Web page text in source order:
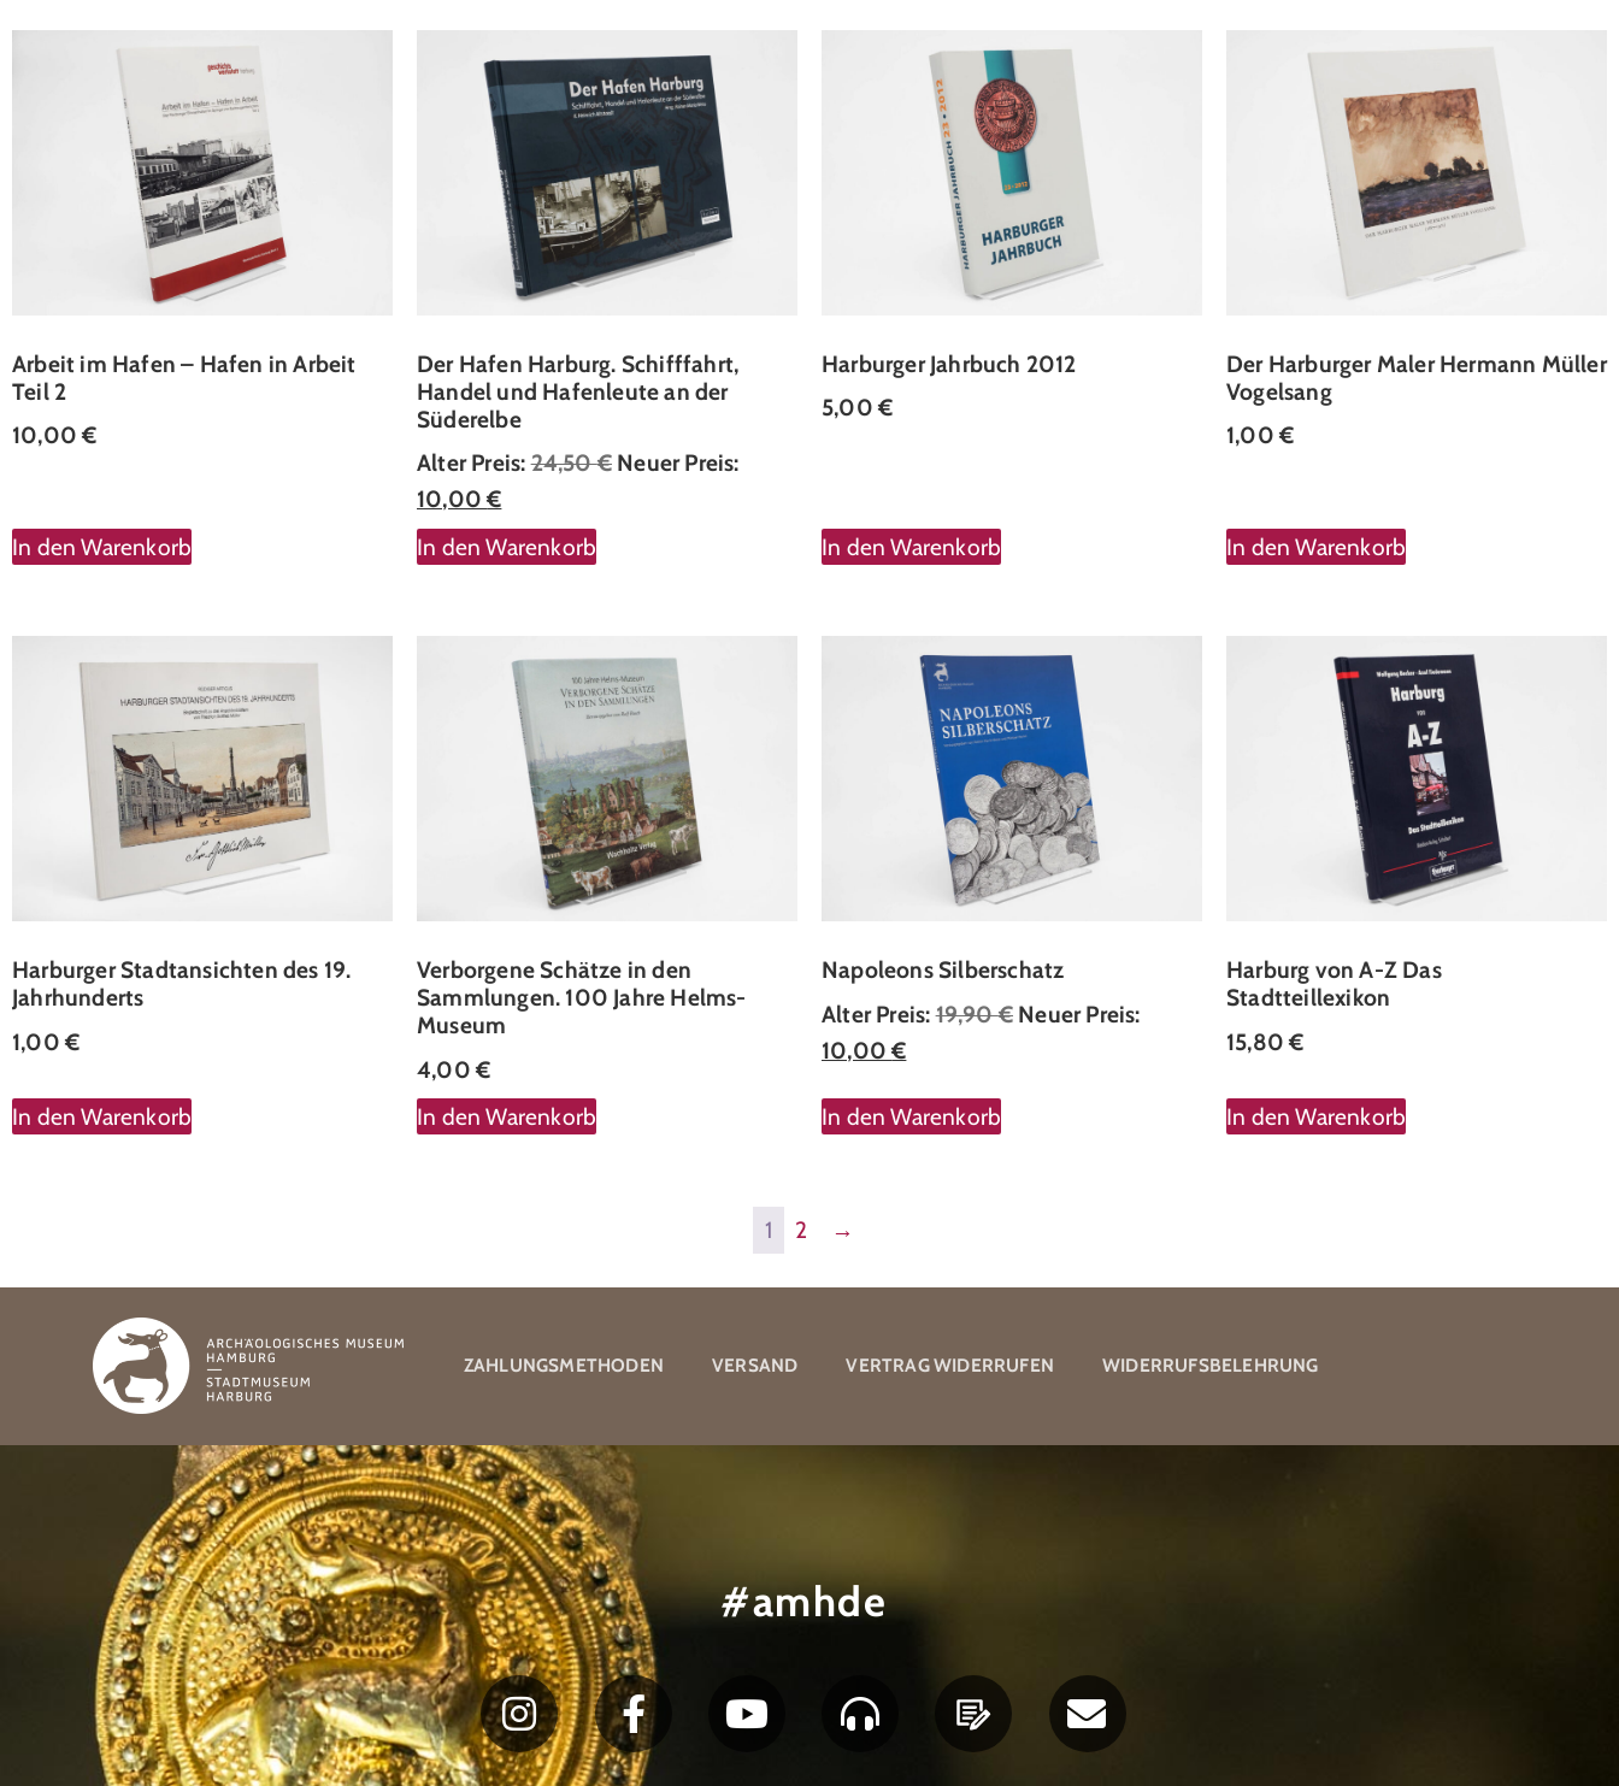
Arbeit im Hafen – Hafen in Arbeit
Teil 2
10,00€
In den Warenkorb
Der Hafen Harburg. Schifffahrt,
Handel und Hafenleute an der
Süderelbe
Alter Preis:24,50€ Neuer Preis:
10,00€
In den Warenkorb
Harburger Jahrbuch 2012
5,00 €
In den Warenkorb
Der Harburger Maler Hermann Müller
Vogelsang
1,00 €
In den Warenkorb
Harburger Stadtansichten des 19.
Jahrhunderts
1,00 €
In den Warenkorb
Verborgene Schätze in den
Sammlungen. 100 Jahre Helms-
Museum
4,00 €
In den Warenkorb
Napoleons Silberschatz
Alter Preis:19,90€ Neuer Preis:
10,00€
In den Warenkorb
Harburg von A-Z Das
Stadtteillexikon
15,80€
In den Warenkorb
1 2 →
ZAHLUNGSMETHODEN VERSAND VERTRAG WIDERRUFEN WIDERRUFSBELEHRUNG
#amhde